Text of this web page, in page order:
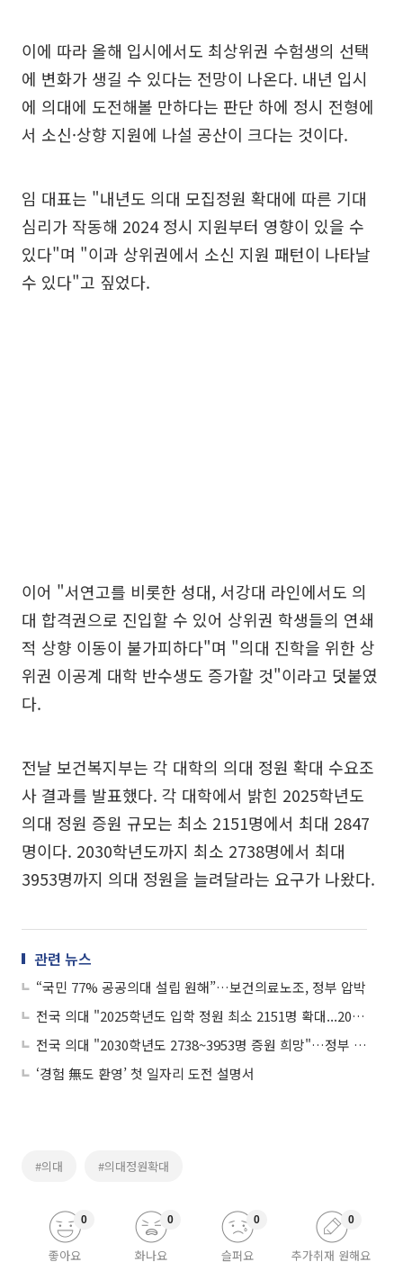
이에 따라 올해 입시에서도 최상위권 수험생의 선택
에 변화가 생길 수 있다는 전망이 나온다. 내년 입시
에 의대에 도전해볼 만하다는 판단 하에 정시 전형에
서 소신·상향 지원에 나설 공산이 크다는 것이다.
임 대표는 "내년도 의대 모집정원 확대에 따른 기대
심리가 작동해 2024 정시 지원부터 영향이 있을 수
있다"며 "이과 상위권에서 소신 지원 패턴이 나타날
수 있다"고 짚었다.
이어 "서연고를 비롯한 성대, 서강대 라인에서도 의
대 합격권으로 진입할 수 있어 상위권 학생들의 연쇄
적 상향 이동이 불가피하다"며 "의대 진학을 위한 상
위권 이공계 대학 반수생도 증가할 것"이라고 덧붙였
다.
전날 보건복지부는 각 대학의 의대 정원 확대 수요조
사 결과를 발표했다. 각 대학에서 밝힌 2025학년도
의대 정원 증원 규모는 최소 2151명에서 최대 2847
명이다. 2030학년도까지 최소 2738명에서 최대
3953명까지 의대 정원을 늘려달라는 요구가 나왔다.
관련 뉴스
“국민 77% 공공의대 설립 원해”…보건의료노조, 정부 압박
전국 의대 "2025학년도 입학 정원 최소 2151명 확대...2030학년도엔 최대 3953명 증원 희망"
전국 의대 "2030학년도 2738~3953명 증원 희망"…정부 "내달까지 결정"
‘경험 無도 환영’ 첫 일자리 도전 설명서
#의대 #의대정원확대
좋아요
0
화나요
0
슬퍼요
0
추가취재 원해요
0